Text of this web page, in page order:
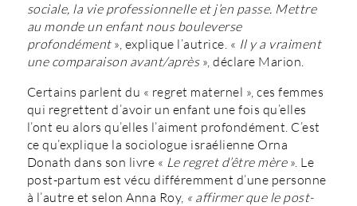
sociale, la vie professionnelle et j’en passe. Mettre
au monde un enfant nous bouleverse
profondément », explique l’autrice. « Il y a vraiment
une comparaison avant/après », déclare Marion.
Certains parlent du « regret maternel », ces femmes
qui regrettent d’avoir un enfant une fois qu’elles
l’ont eu alors qu’elles l’aiment profondément. C’est
ce qu’explique la sociologue israélienne Orna
Donath dans son livre « Le regret d’être mère». Le
post-partum est vécu différemment d’une personne
à l’autre et selon Anna Roy, « affirmer que le post-